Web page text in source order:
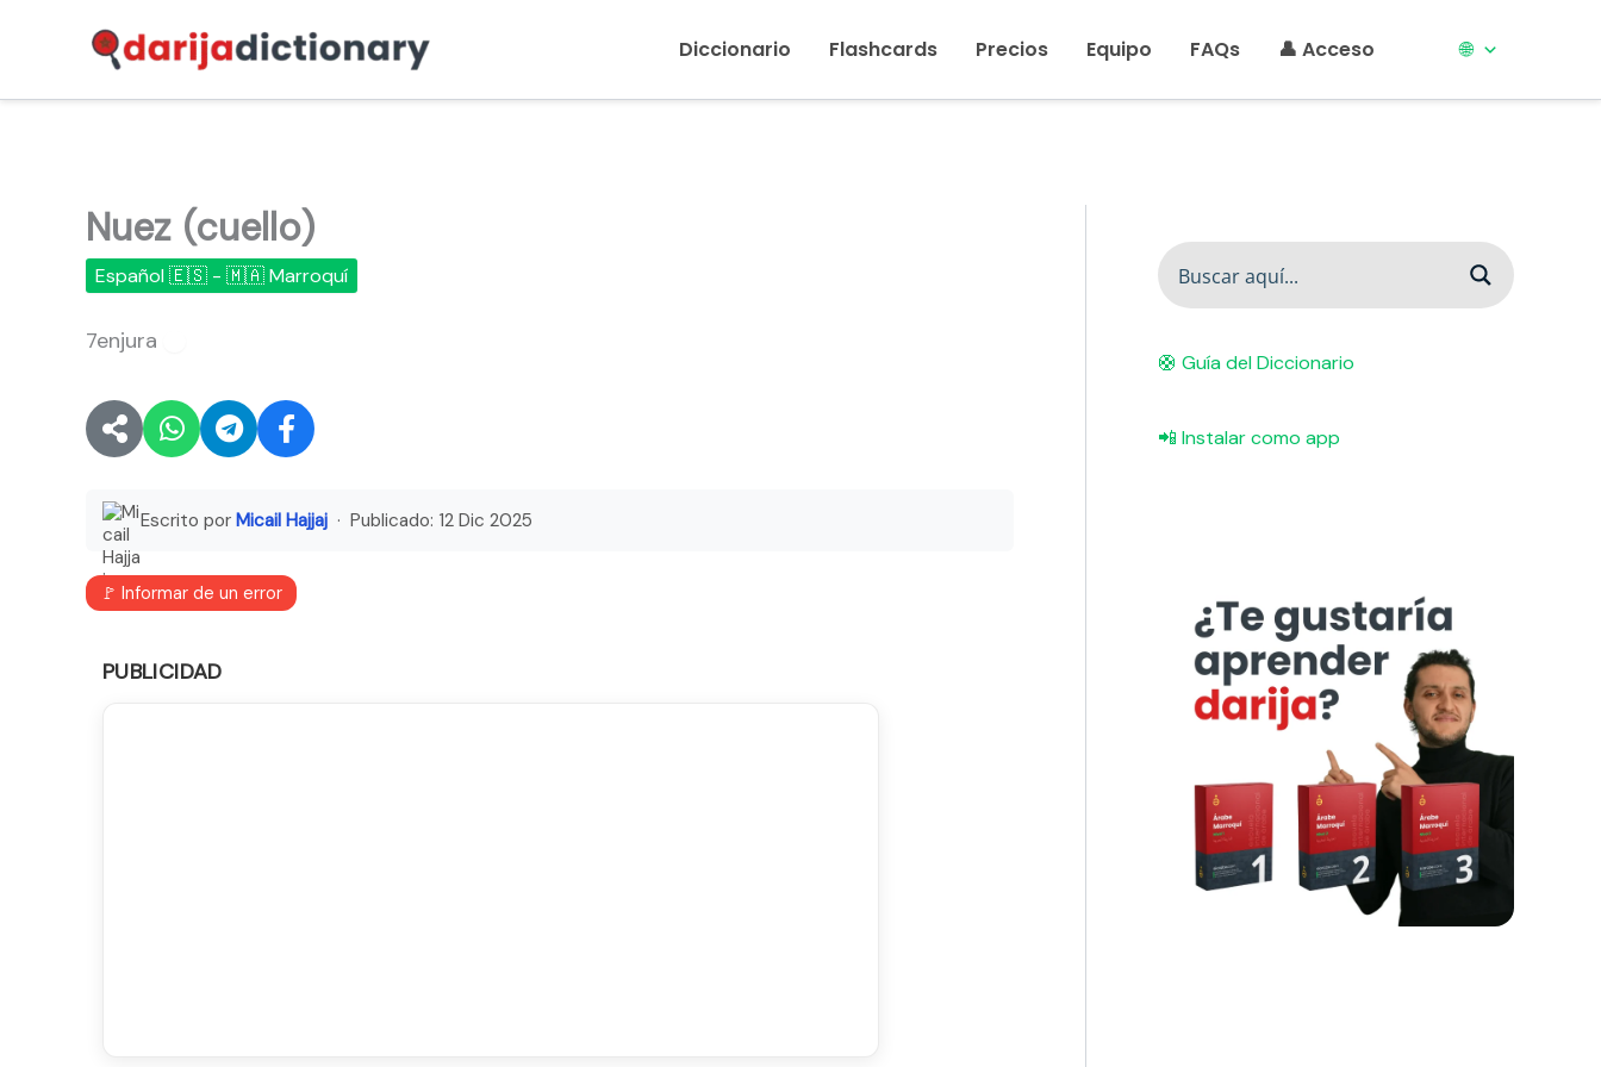
Diccionario Flashcards Precios Equipo FAQs 👤 Acceso 🌐
Nuez (cuello)
Español 🇪🇸 - 🇲🇦 Marroquí
7enjura
Escrito por Micail Hajjaj · Publicado: 12 Dic 2025
🚩 Informar de un error
PUBLICIDAD
🛟 Guía del Diccionario
📲 Instalar como app